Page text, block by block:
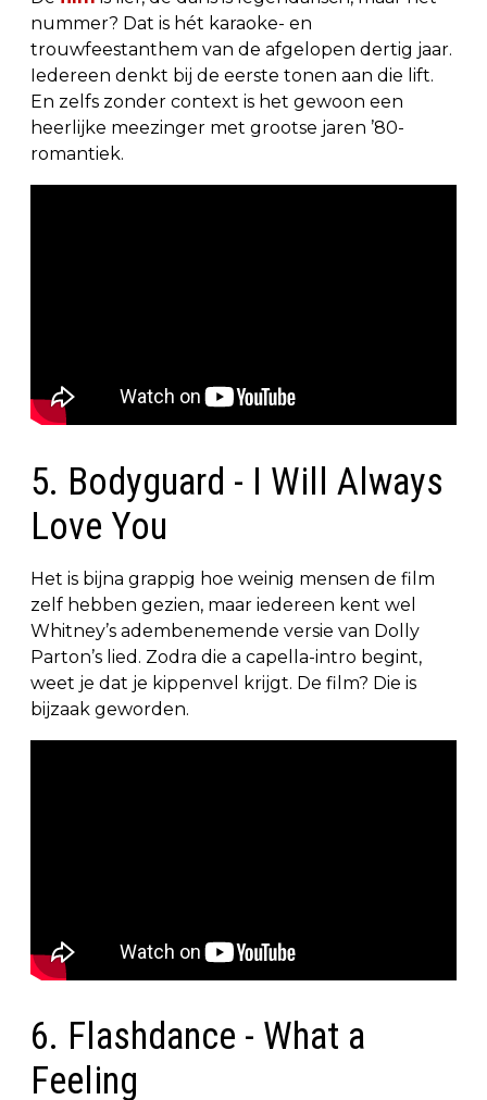
nummer? Dat is hét karaoke- en
trouwfeestanthem van de afgelopen dertig jaar.
Iedereen denkt bij de eerste tonen aan die lift.
En zelfs zonder context is het gewoon een
heerlijke meezinger met grootse jaren ’80-
romantiek.
5. Bodyguard - I Will Always
Love You
Het is bijna grappig hoe weinig mensen de film
zelf hebben gezien, maar iedereen kent wel
Whitney’s adembenemende versie van Dolly
Parton’s lied. Zodra die a capella-intro begint,
weet je dat je kippenvel krijgt. De film? Die is
bijzaak geworden.
6. Flashdance - What a
Feeling